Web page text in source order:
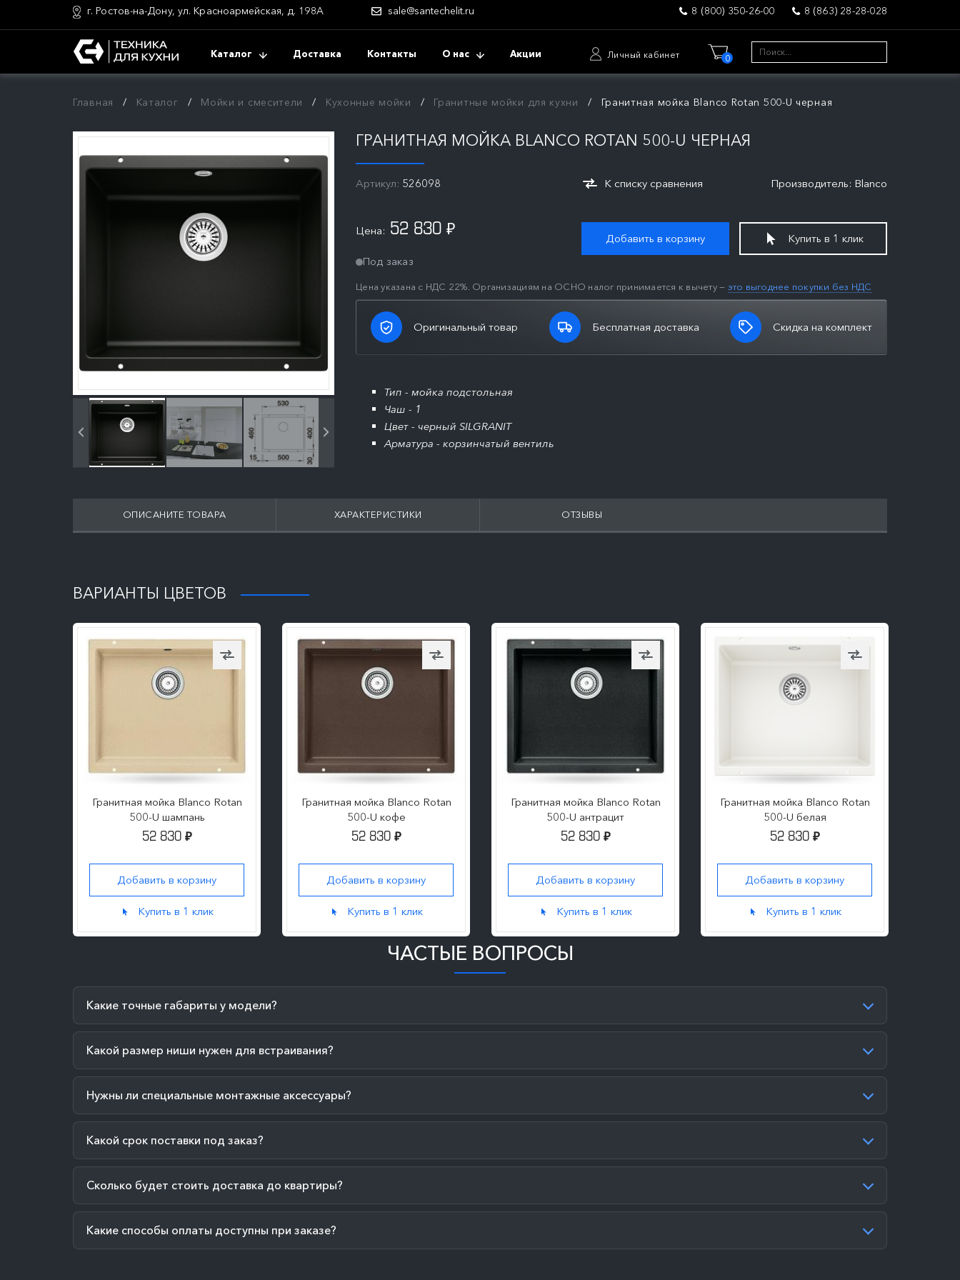
г. Ростов-на-Дону, ул. Красноармейская, д. 198А sale@santechelit.ru 8 (800) 350-26-00 8 (863) 28-28-028
Каталог Доставка Контакты О нас Акции Личный кабинет 0
Главная Каталог Мойки и смесители Кухонные мойки Гранитные мойки для кухни Гранитная мойка Blanco Rotan 500-U черная
ГРАНИТНАЯ МОЙКА BLANCO ROTAN 500-U ЧЕРНАЯ
Артикул: 526098 К списку сравнения Производитель: Blanco
Цена: 52 830 ₽
Под заказ
Цена указана с НДС 22%. Организациям на ОСНО налог принимается к вычету — это выгоднее покупки без НДС
Добавить в корзину Купить в 1 клик
Оригинальный товар Бесплатная доставка Скидка на комплект
Тип - мойка подстольная
Чаш - 1
Цвет - черный SILGRANIT
Арматура - корзинчатый вентиль
ОПИСАНИТЕ ТОВАРА ХАРАКТЕРИСТИКИ ОТЗЫВЫ
ВАРИАНТЫ ЦВЕТОВ
Гранитная мойка Blanco Rotan
500-U шампань
52 830 ₽
Добавить в корзину
Купить в 1 клик
Гранитная мойка Blanco Rotan
500-U кофе
52 830 ₽
Добавить в корзину
Купить в 1 клик
Гранитная мойка Blanco Rotan
500-U антрацит
52 830 ₽
Добавить в корзину
Купить в 1 клик
Гранитная мойка Blanco Rotan
500-U белая
52 830 ₽
Добавить в корзину
Купить в 1 клик
ЧАСТЫЕ ВОПРОСЫ
Какие точные габариты у модели?
Какой размер ниши нужен для встраивания?
Нужны ли специальные монтажные аксессуары?
Какой срок поставки под заказ?
Сколько будет стоить доставка до квартиры?
Какие способы оплаты доступны при заказе?